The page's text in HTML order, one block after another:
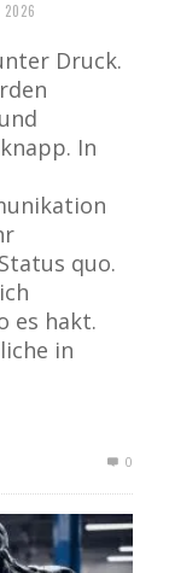
2026
Druck.
In
quo.
es hakt.
in
0